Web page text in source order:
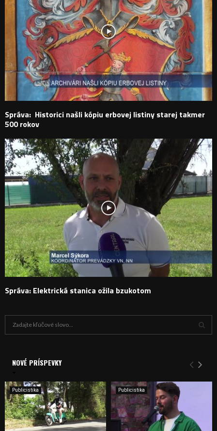
Správa: Historici našli kópiu erbovej listiny starej takmer
500 rokov
Správa: Elektrická stanica ožila bzukotom
i
e
:
Y
H
NOVÉ PRÍSPEVKY
Publicistika Publicistika